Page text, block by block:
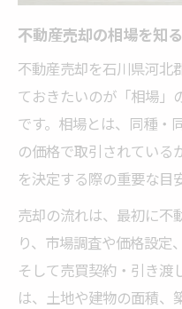
説
津幡町の地価
方法
不動産売却時
地域市場の強み
適正価格で売るた
不動産売却で
方法
不動産売却の相場を知
不動産売却を石川県河北
ておきたいのが「相場」
です。相場とは、同種・
の価格で取引されている
を決定する際の重要な目
売却の流れは、最初に不
り、市場調査や価格設定
そして売買契約・引き渡
は、土地や建物の面積、